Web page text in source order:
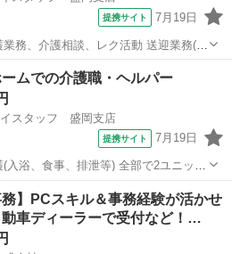
提携サイト 7月19日
務、介護相談、レク活動 送迎業務(ハ
車) 送迎は専門の運転手もいますの
ムでの介護職・ヘルパー
スタッフ 盛岡支店
提携サイト 7月19日
入浴、食事、排泄等) 全部で2ユニット
理したものを温めての提供ですので、
る作業のみとなります。 ・医療的な
...
その他
務】PCスキル＆事務経験が活かせ
車ディーラーで受付など！…